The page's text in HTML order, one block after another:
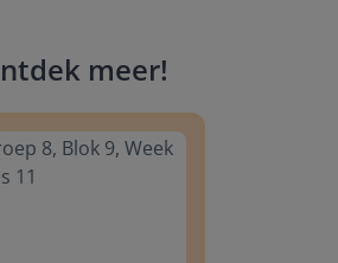
meer!